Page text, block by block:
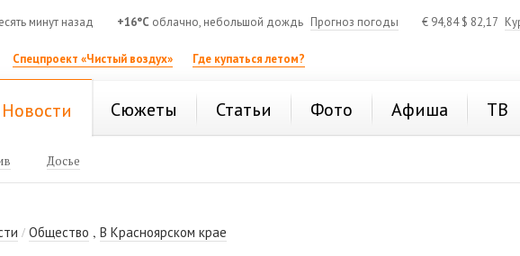
минут назад +16°C облачно, небольшой дождь Прогноз погоды € 94,84$ 82,17
Спецпроект «Чистый воздух» Где купаться летом?
Новости Сюжеты Статьи Фото Афиша ТВ
Досье
/Общество ,В Красноярском крае